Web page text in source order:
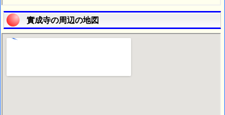
實成寺の周辺の地図